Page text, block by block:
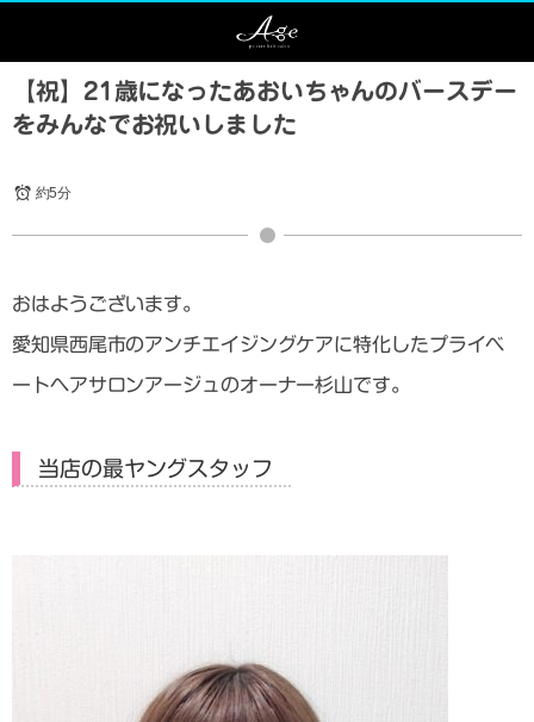
【祝】21歳になったあおいちゃんのバースデー
をみんなでお祝いしました
約5分
おはようございます。
愛知県西尾市のアンチエイジングケアに特化したプライベ
ートヘアサロンアージュのオーナー杉山です。
当店の最ヤングスタッフ